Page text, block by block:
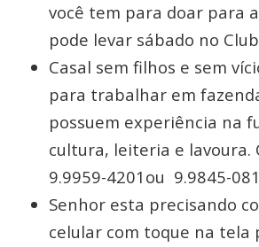
você tem para doar para
pode levar sábado no
Casal sem filhos e sem
para trabalhar em
possuem experiência na
cultura, leiteria e lavoura.
9.9959-4201ou 9.9845-
Senhor esta precisando
celular com toque na tela